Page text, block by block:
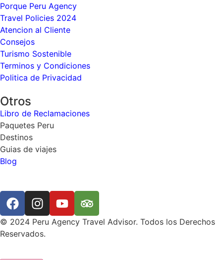
Porque Peru Agency
Travel Policies 2024
Atencion al Cliente
Consejos
Turismo Sostenible
Terminos y Condiciones
Politica de Privacidad
Otros
Libro de Reclamaciones
Paquetes Peru
Destinos
Guias de viajes
Blog
© 2024 Peru Agency Travel Advisor. Todos los Derechos
Reservados.